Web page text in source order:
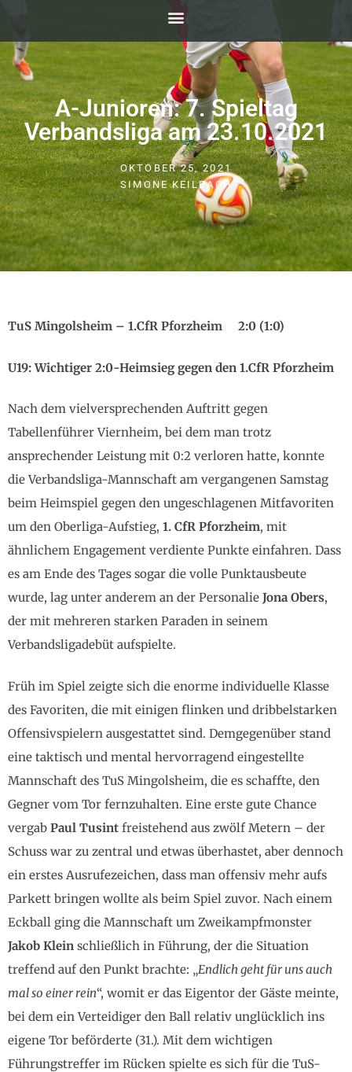
A-Junioren: 7. Spieltag
Verbandsliga am 23.10.2021
OKTOBER 25, 2021
SIMONE KEILBACH
TuS Mingolsheim – 1.CfR Pforzheim 2:0 (1:0)
U19: Wichtiger 2:0-Heimsieg gegen den 1.CfR Pforzheim
Nach dem vielversprechenden Auftritt gegen
Tabellenführer Viernheim, bei dem man trotz
ansprechender Leistung mit 0:2 verloren hatte, konnte
die Verbandsliga-Mannschaft am vergangenen Samstag
beim Heimspiel gegen den ungeschlagenen Mitfavoriten
um den Oberliga-Aufstieg, 1. CfR Pforzheim, mit
ähnlichem Engagement verdiente Punkte einfahren. Dass
es am Ende des Tages sogar die volle Punktausbeute
wurde, lag unter anderem an der Personalie Jona Obers,
der mit mehreren starken Paraden in seinem
Verbandsligadebüt aufspielte.
Früh im Spiel zeigte sich die enorme individuelle Klasse
des Favoriten, die mit einigen flinken und dribbelstarken
Offensivspielern ausgestattet sind. Demgegenüber stand
eine taktisch und mental hervorragend eingestellte
Mannschaft des TuS Mingolsheim, die es schaffte, den
Gegner vom Tor fernzuhalten. Eine erste gute Chance
vergab Paul Tusint freistehend aus zwölf Metern – der
Schuss war zu zentral und etwas überhastet, aber dennoch
ein erstes Ausrufezeichen, dass man offensiv mehr aufs
Parkett bringen wollte als beim Spiel zuvor. Nach einem
Eckball ging die Mannschaft um Zweikampfmonster
Jakob Klein schließlich in Führung, der die Situation
treffend auf den Punkt brachte: „Endlich geht für uns auch
mal so einer rein“, womit er das Eigentor der Gäste meinte,
bei dem ein Verteidiger den Ball relativ unglücklich ins
eigene Tor beförderte (31.). Mit dem wichtigen
Führungstreffer im Rücken spielte es sich für die TuS-